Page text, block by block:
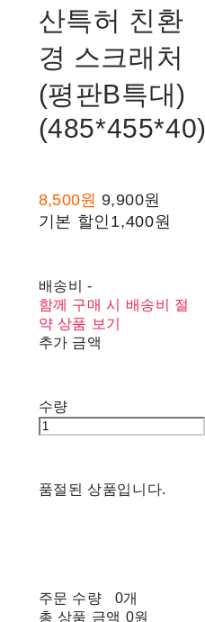
산특허 친환
경 스크래처
(평판B특대)
(485*455*40)
8,500원9,900원
기본 할인 1,400원
배송비-
함께 구매 시 배송비 절
약 상품 보기
추가 금액
수량
품절된 상품입니다.
주문 수량
0개
총 상품 금액 0원